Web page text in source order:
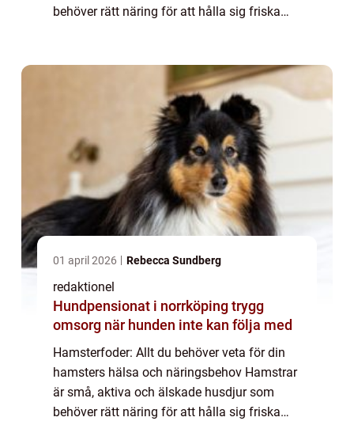
behöver rätt näring för att hålla sig friska
01 april 2026 Rebecca Sundberg
redaktionel
Hundpensionat i norrköping trygg
omsorg när hunden inte kan följa med
Hamsterfoder: Allt du behöver veta för din
hamsters hälsa och näringsbehov Hamstrar
är små, aktiva och älskade husdjur som
behöver rätt näring för att hålla sig friska